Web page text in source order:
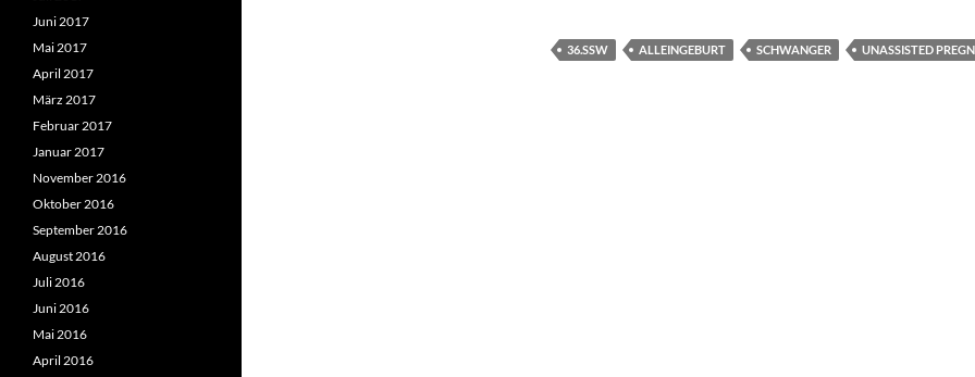
36.SSW ALLEINGEBURT SCHWANGER UNASSISTED
Juni 2017
Mai 2017
April 2017
März 2017
Februar 2017
Januar 2017
November 2016
Oktober 2016
September 2016
August 2016
Juli 2016
Juni 2016
Mai 2016
April 2016